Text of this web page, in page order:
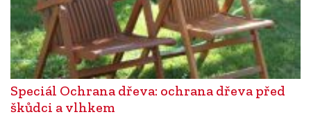
Speciál Ochrana dřeva: ochrana dřeva před
škůdci a vlhkem